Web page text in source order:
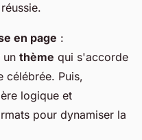
en page :
un thème qui s'accorde
célébrée. Puis,
logique et
pour dynamiser la